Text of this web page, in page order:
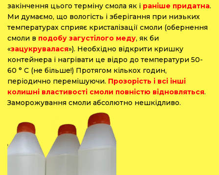
закінчення цього терміну смола як і раніше придатна.
Ми думаємо, що вологість і зберігання при низьких
температурах сприяє кристалізації смоли (обернення
смоли в подобу загустілого меду, як би
«зацукрувалася»). Необхідно відкрити кришку
контейнера і нагрівати це відро до температури 50-
60 ° C (не більше!) Протягом кількох годин,
періодично перемішуючи. Прозорість і всі інші
колишні властивості смоли повністю відновляться.
Заморожування смоли абсолютно нешкідливо.